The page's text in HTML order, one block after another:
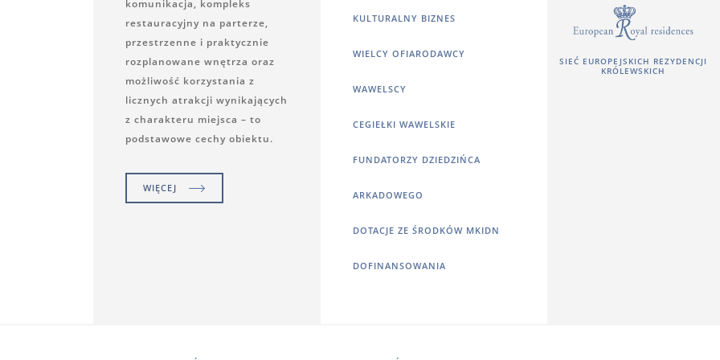
komunikacja, kompleks
restauracyjny na parterze,
przestrzenne i praktycznie
rozplanowane wnętrza oraz
możliwość korzystania z
licznych atrakcji wynikających
z charakteru miejsca – to
podstawowe cechy obiektu.
WIĘCEJ
KULTURALNY BIZNES
WIELCY OFIARODAWCY
WAWELSCY
CEGIEŁKI WAWELSKIE
FUNDATORZY DZIEDZIŃCA
ARKADOWEGO
DOTACJE ZE ŚRODKÓW MKIDN
DOFINANSOWANIA
SIEĆ EUROPEJSKICH REZYDENCJI
KRÓLEWSKICH